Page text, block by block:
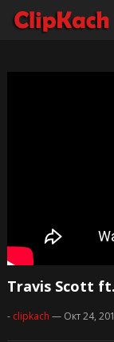
Travis Scott
- clipkach — Окт 24,